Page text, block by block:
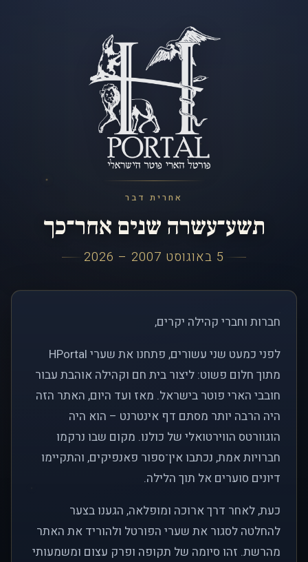
אחרית דבר
תשע־עשרה שנים אחר־כך
5 באוגוסט 2007 – 2026
חברות וחברי קהילה יקרים,
לפני כמעט שני עשורים, פתחנו את שערי HPortal
מתוך חלום פשוט: ליצור בית חם וקהילה אוהבת עבור
חובבי הארי פוטר בישראל. מאז ועד היום, האתר הזה
היה הרבה יותר מסתם דף אינטרנט – הוא היה
הוגוורטס הווירטואלי של כולנו. מקום שבו נרקמו
חברויות אמת, נכתבו אין־ספור פאנפיקים, והתקיימו
דיונים סוערים אל תוך הלילה.
כעת, לאחר דרך ארוכה ומופלאה, הגענו בצער
להחלטה לסגור את שערי הפורטל ולהוריד את האתר
מהרשת. זהו סיומה של תקופה ופרק עצום ומשמעותי